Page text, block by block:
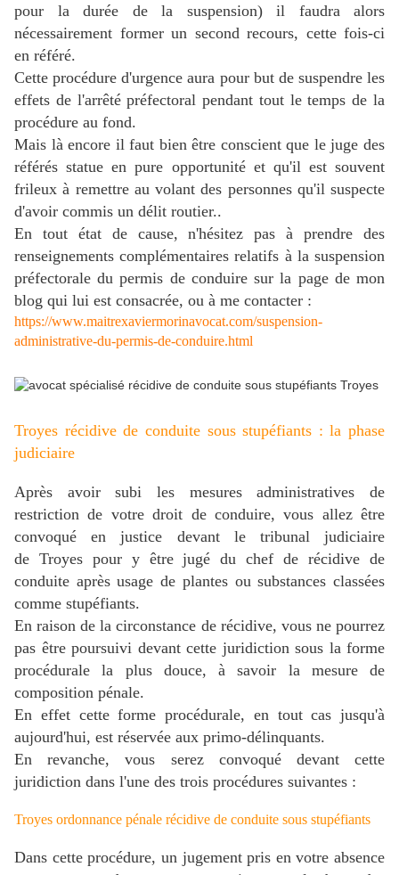
pour la durée de la suspension) il faudra alors
nécessairement former un second recours, cette fois-ci
en référé.
Cette procédure d'urgence aura pour but de suspendre les
effets de l'arrêté préfectoral pendant tout le temps de la
procédure au fond.
Mais là encore il faut bien être conscient que le juge des
référés statue en pure opportunité et qu'il est souvent
frileux à remettre au volant des personnes qu'il suspecte
d'avoir commis un délit routier..
En tout état de cause, n'hésitez pas à prendre des
renseignements complémentaires relatifs à la suspension
préfectorale du permis de conduire sur la page de mon
blog qui lui est consacrée, ou à me contacter :
https://www.maitrexaviermorinavocat.com/suspension-
administrative-du-permis-de-conduire.html
Troyes récidive de conduite sous stupéfiants : la phase
judiciaire
Après avoir subi les mesures administratives de
restriction de votre droit de conduire, vous allez être
convoqué en justice devant le tribunal judiciaire
de Troyes pour y être jugé du chef de récidive de
conduite après usage de plantes ou substances classées
comme stupéfiants.
En raison de la circonstance de récidive, vous ne pourrez
pas être poursuivi devant cette juridiction sous la forme
procédurale la plus douce, à savoir la mesure de
composition pénale.
En effet cette forme procédurale, en tout cas jusqu'à
aujourd'hui, est réservée aux primo-délinquants.
En revanche, vous serez convoqué devant cette
juridiction dans l'une des trois procédures suivantes :
Troyes ordonnance pénale récidive de conduite sous stupéfiants
Dans cette procédure, un jugement pris en votre absence